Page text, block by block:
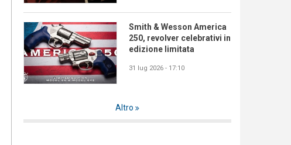
Smith & Wesson America
250, revolver celebrativi in
edizione limitata
31 lug 2026 - 17:10
Altro